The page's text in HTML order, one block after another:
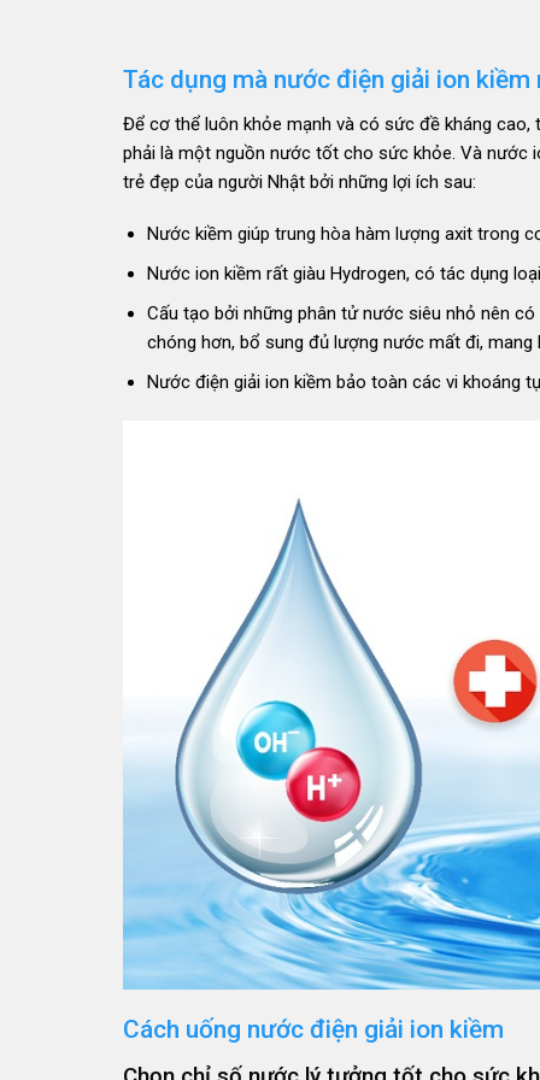
Tác dụng mà nước điện giải ion kiềm
Để cơ thể luôn khỏe mạnh và có sức đề kháng
phải là một nguồn nước tốt cho sức khỏe. Và nước
trẻ đẹp của người Nhật bởi những lợi ích sau:
Nước kiềm giúp trung hòa hàm lượng axit trong
Nước ion kiềm rất giàu Hydrogen, có tác dụng
Cấu tạo bởi những phân tử nước siêu nhỏ nên
chóng hơn, bổ sung đủ lượng nước mất đi,
Nước điện giải ion kiềm bảo toàn các vi khoáng
Cách uống nước điện giải ion kiềm